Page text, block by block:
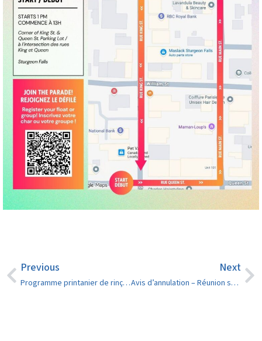
Previous
Programme printanier de rinçage des conduites d’eau 2026
Next
Avis d’annulation – Réunion spéciale du Conseil (règlement de zonage) – 27 mai 2026